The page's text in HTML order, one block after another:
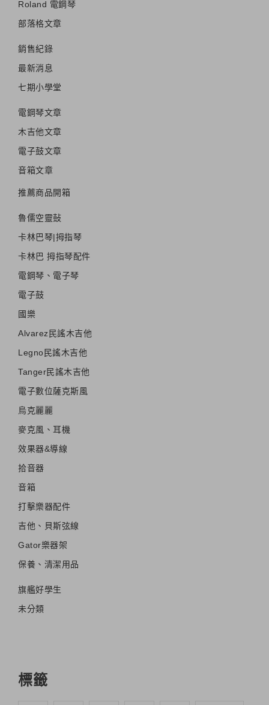
Roland 電鋼琴
部落格文章
銷售紀錄
最新消息
七期小學堂
電鋼琴文章
木吉他文章
電子鼓文章
音箱文章
推薦商品開箱
魯儒空靈鼔
卡林巴琴|拇指琴
卡林巴 拇指琴配件
電鋼琴、電子琴
電子鼓
國樂
Alvarez民謠木吉他
Legno民謠木吉他
Tanger民謠木吉他
電子數位薩克斯風
烏克麗麗
麥克風、耳機
效果器&導線
拾音器
音箱
打擊樂器配件
吉他、貝斯弦線
Gator樂器架
保養、清潔用品
旗艦好學生
未分類
標籤